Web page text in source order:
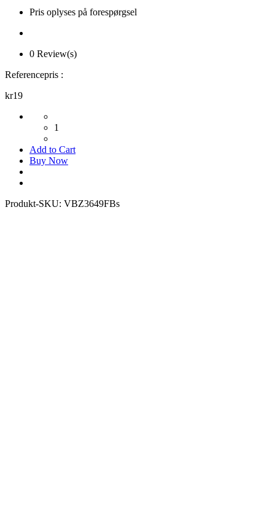
Pris oplyses på forespørgsel
0 Review(s)
Referencepris :
kr19
1
Add to Cart
Buy Now
Produkt-SKU: VBZ3649FBs